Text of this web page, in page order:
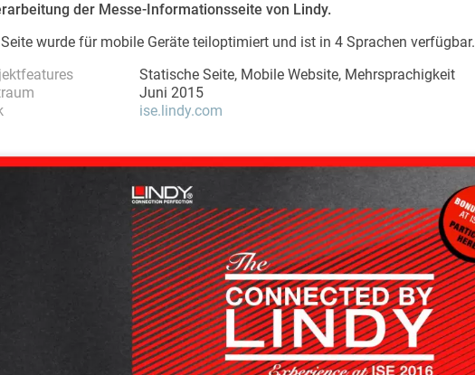
der Messe-Informationsseite von Lindy.
wurde für mobile Geräte teiloptimiert und ist in 4 Sprachen verfügbar.
Statische Seite, Mobile Website, Mehrsprachigkeit
Juni 2015
ise.lindy.com
Impressum
Datenschutz